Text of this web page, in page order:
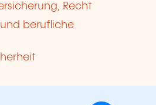
Recht
berufliche